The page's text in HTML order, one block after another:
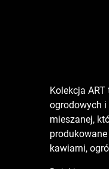
Kolekcja
ogrodowych i
mieszanej,
kawiarni,